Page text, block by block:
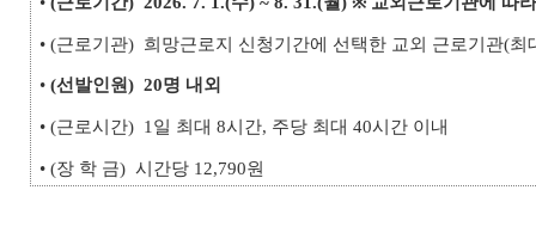
• (근로기관) 희망근로지 신청기간에 선택한 교외 근로기관(최
• (선발인원) 20명 내외
• (근로시간) 1일 최대 8시간, 주당 최대 40시간 이내
• (장 학 금) 시간당 12,790원